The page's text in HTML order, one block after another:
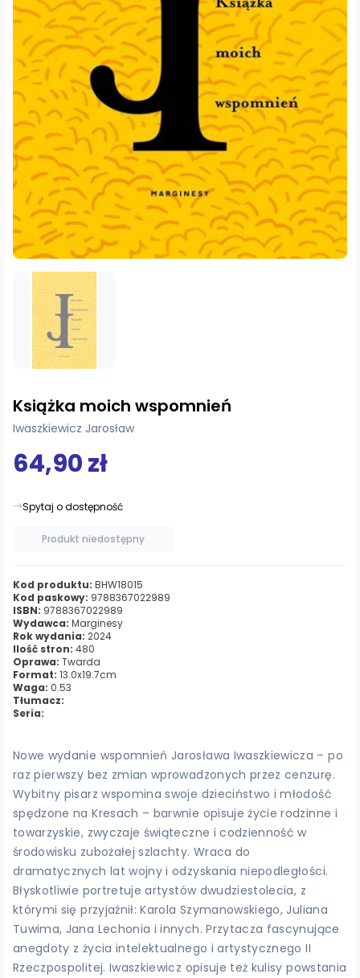
Książka moich wspomnień
Iwaszkiewicz Jarosław
64,90 zł
Spytaj o dostępność
Produkt niedostępny
Kod produktu: BHW18015
Kod paskowy: 9788367022989
ISBN: 9788367022989
Wydawca: Marginesy
Rok wydania: 2024
Ilość stron: 480
Oprawa: Twarda
Format: 13.0x19.7cm
Waga: 0.53
Tłumacz:
Seria:
Nowe wydanie wspomnień Jarosława Iwaszkiewicza – po
raz pierwszy bez zmian wprowadzonych przez cenzurę.
Wybitny pisarz wspomina swoje dzieciństwo i młodość
spędzone na Kresach – barwnie opisuje życie rodzinne i
towarzyskie, zwyczaje świąteczne i codzienność w
środowisku zubożałej szlachty. Wraca do
dramatycznych lat wojny i odzyskania niepodległości.
Błyskotliwie portretuje artystów dwudziestolecia, z
którymi się przyjaźnił: Karola Szymanowskiego, Juliana
Tuwima, Jana Lechonia i innych. Przytacza fascynujące
anegdoty z życia intelektualnego i artystycznego II
Rzeczpospolitej. Iwaszkiewicz opisuje też kulisy powstania